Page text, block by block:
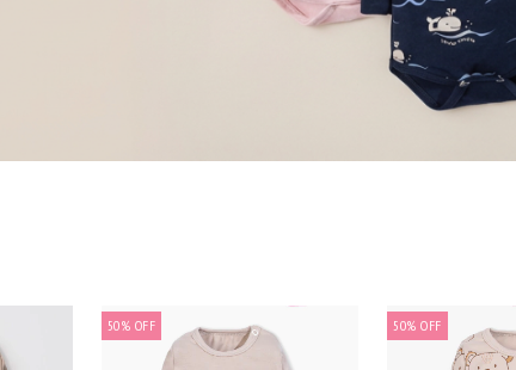
50% OFF 50%OFF